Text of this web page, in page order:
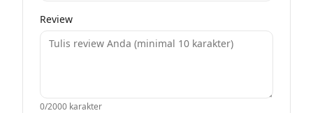
Review
0/2000 karakter